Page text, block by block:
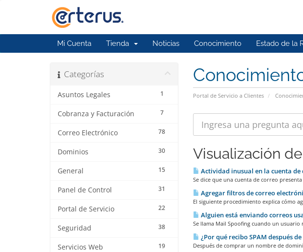
Mi Cuenta Tienda Noticias Conocimiento Estado de la
Portal de Servicio a Clientes
Categorías
1
Asuntos Legales
7
Cobranza y Facturación
78
Correo Electrónico
30
Dominios
15
General
31
Panel de Control
22
Portal de Servicio
38
Seguridad
19
Servicios Web
Visualización
Actividad inusual en la cuenta
Se dice que una cuenta de correo
Agregar filtros de correo
El siguiente procedimiento explica cómo
Alguien está enviando correos
Se llama Mail Spoofing cuando un
¿Por qué recibo SPAM después
Después de comprar un nombre de